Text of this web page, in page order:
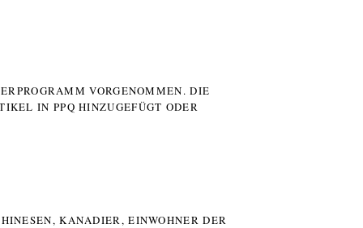
VORGENOMMEN. DIE
IN PPQ HINZUGEFÜGT ODER
KANADIER, EINWOHNER DER P